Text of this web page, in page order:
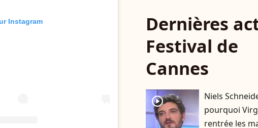
Instagram
Dernières
Festival de
Cannes
player2
Niels
pourquoi
rentrée les